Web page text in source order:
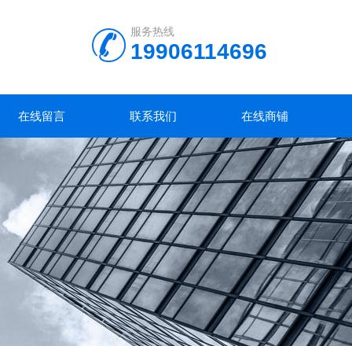
服务热线
19906114696
在线留言 联系我们 在线商铺